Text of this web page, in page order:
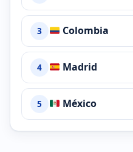
3 Colombia
4 Madrid
5 México